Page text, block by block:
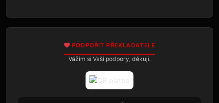
PODPOŘIT PŘEKLADATELE
Vážím si Vaší podpory, děkuji.